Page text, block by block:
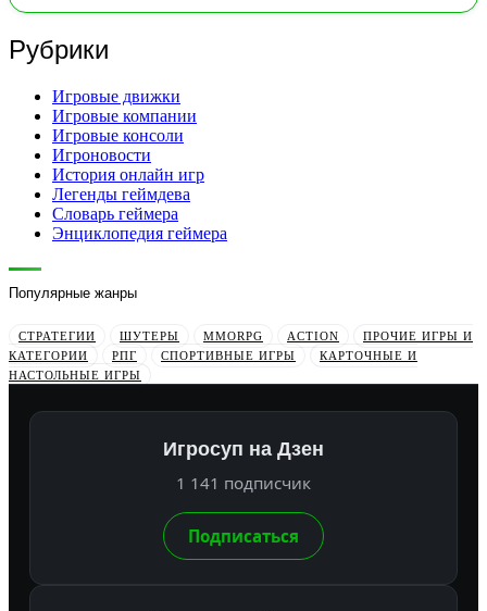
Рубрики
Игровые движки
Игровые компании
Игровые консоли
Игроновости
История онлайн игр
Легенды геймдева
Словарь геймера
Энциклопедия геймера
Популярные жанры
СТРАТЕГИИ ШУТЕРЫ MMORPG ACTION
ПРОЧИЕ ИГРЫ И
КАТЕГОРИИ
РПГ СПОРТИВНЫЕ ИГРЫ
КАРТОЧНЫЕ И
НАСТОЛЬНЫЕ ИГРЫ
Игросуп на Дзен
1 141 подписчик
Подписаться